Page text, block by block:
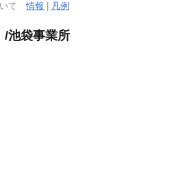
いて情報 凡例
/池袋事業所